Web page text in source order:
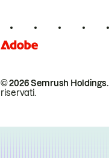
© 2026 Semrush Holdings.
riservati.